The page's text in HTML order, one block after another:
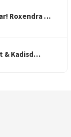
Roxendra …
& Kadisd…